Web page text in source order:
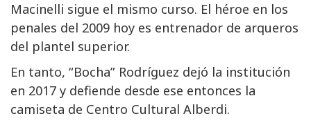
Macinelli sigue el mismo curso. El héroe en los
penales del 2009 hoy es entrenador de arqueros
del plantel superior.
En tanto, “Bocha” Rodríguez dejó la institución
en 2017 y defiende desde ese entonces la
camiseta de Centro Cultural Alberdi.